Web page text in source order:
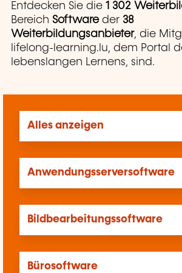
Entdecken Sie die 1 302
Bereich Softwareder 38
Weiterbildungsanbieter, die
lifelong-learning.lu, dem Portal
lebenslangen Lernens, sind.
Alles anzeigen
Anwendungsserversoftware
Bildbearbeitungssoftware
Bürosoftware